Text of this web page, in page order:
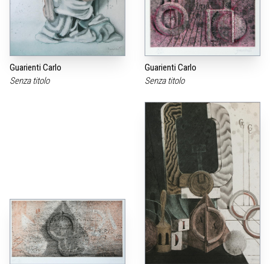
Guarienti Carlo
Senza titolo
Guarienti Carlo
Senza titolo